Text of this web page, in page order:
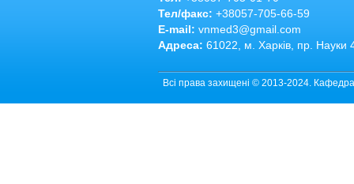
Тел/факс: +38057-705-66-59
E-mail: vnmed3@gmail.com
Адреса: 61022, м. Харків, пр. Науки
Всі права захищені © 2013-2024. Кафедра